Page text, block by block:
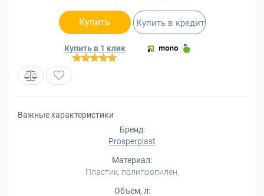
Купить
Купить в 1 клик
Купить в кредит
Важные характеристики
Бренд:
Prosperplast
Материал:
Пластик, полипропилен.
Объем, л: